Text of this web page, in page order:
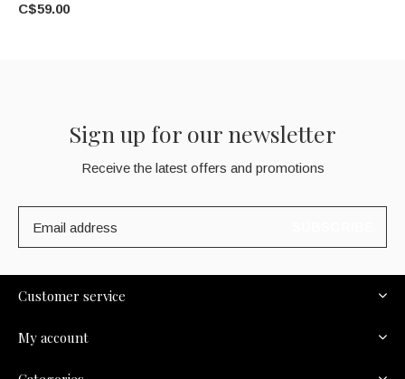
C$59.00
Sign up for our newsletter
Receive the latest offers and promotions
Customer service
My account